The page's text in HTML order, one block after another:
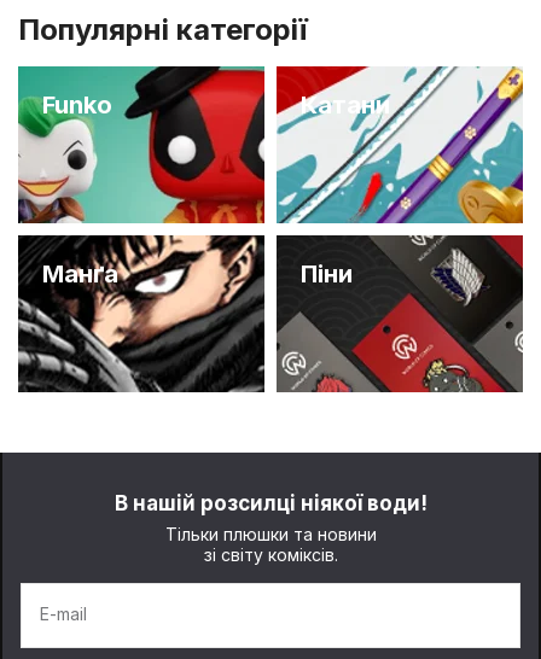
Популярні категорії
Funko Катани
Манґа Піни
В нашій розсилці ніякої води!
Тільки плюшки та новини
зі світу коміксів.
E-mail